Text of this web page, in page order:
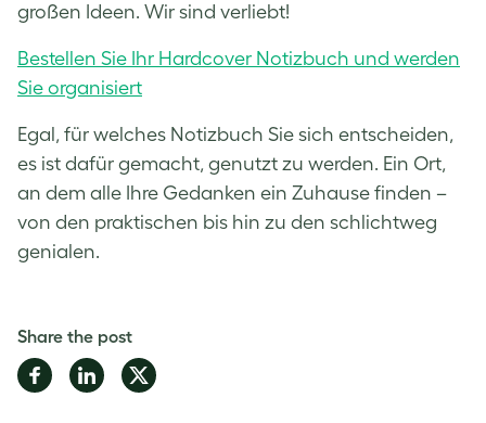
großen Ideen. Wir sind verliebt!
Bestellen Sie Ihr Hardcover Notizbuch und werden
Sie organisiert
Egal, für welches Notizbuch Sie sich entscheiden,
es ist dafür gemacht, genutzt zu werden. Ein Ort,
an dem alle Ihre Gedanken ein Zuhause finden –
von den praktischen bis hin zu den schlichtweg
genialen.
Share the post
Share Share Share